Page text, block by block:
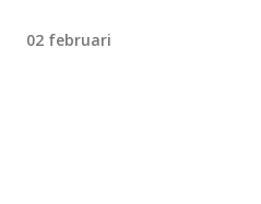
02 februari